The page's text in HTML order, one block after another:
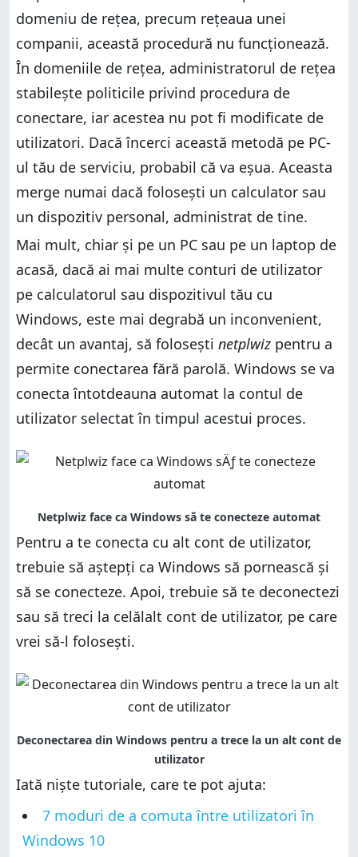
domeniu de rețea, precum rețeaua unei
companii, această procedură nu funcționează.
În domeniile de rețea, administratorul de rețea
stabilește politicile privind procedura de
conectare, iar acestea nu pot fi modificate de
utilizatori. Dacă încerci această metodă pe PC-
ul tău de serviciu, probabil că va eșua. Aceasta
merge numai dacă folosești un calculator sau
un dispozitiv personal, administrat de tine.
Mai mult, chiar și pe un PC sau pe un laptop de
acasă, dacă ai mai multe conturi de utilizator
pe calculatorul sau dispozitivul tău cu
Windows, este mai degrabă un inconvenient,
decât un avantaj, să folosești netplwiz pentru a
permite conectarea fără parolă. Windows se va
conecta întotdeauna automat la contul de
utilizator selectat în timpul acestui proces.
Pentru a te conecta cu alt cont de utilizator,
trebuie să aștepți ca Windows să pornească și
să se conecteze. Apoi, trebuie să te deconectezi
sau să treci la celălalt cont de utilizator, pe care
vrei să-l folosești.
Iată niște tutoriale, care te pot ajuta:
7 moduri de a comuta între utilizatori în
Windows 10